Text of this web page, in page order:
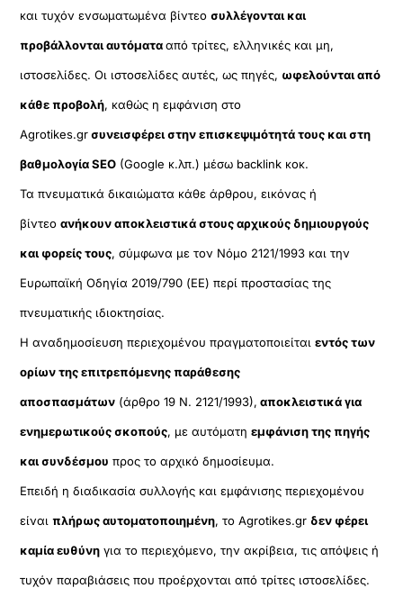
και τυχόν ενσωματωμένα βίντεοσυλλέγονται και
προβάλλονται αυτόματααπό τρίτες, ελληνικές και μη,
ιστοσελίδες. Οι ιστοσελίδες αυτές, ως πηγές, ωφελούνται από
κάθε προβολή, καθώς η εμφάνιση στο
Agrotikes.grσυνεισφέρει στην επισκεψιμότητά τους και στη
βαθμολογία SEO (Google κ.λπ.) μέσω backlink κοκ.
Τα πνευματικά δικαιώματα κάθε άρθρου, εικόνας ή
βίντεοανήκουν αποκλειστικά στους αρχικούς δημιουργούς
και φορείς τους, σύμφωνα με τον Νόμο 2121/1993 και την
Ευρωπαϊκή Οδηγία 2019/790 (ΕΕ) περί προστασίας της
πνευματικής ιδιοκτησίας.
Η αναδημοσίευση περιεχομένου πραγματοποιείταιεντός των
ορίων της επιτρεπόμενης παράθεσης
αποσπασμάτων (άρθρο 19 Ν. 2121/1993), αποκλειστικά για
ενημερωτικούς σκοπούς, με αυτόματηεμφάνιση της πηγής
και συνδέσμου προς το αρχικό δημοσίευμα.
Επειδή η διαδικασία συλλογής και εμφάνισης περιεχομένου
είναιπλήρως αυτοματοποιημένη, το Agrotikes.gr δεν φέρει
καμία ευθύνη για το περιεχόμενο, την ακρίβεια, τις απόψεις ή
τυχόν παραβιάσεις που προέρχονται από τρίτες ιστοσελίδες.